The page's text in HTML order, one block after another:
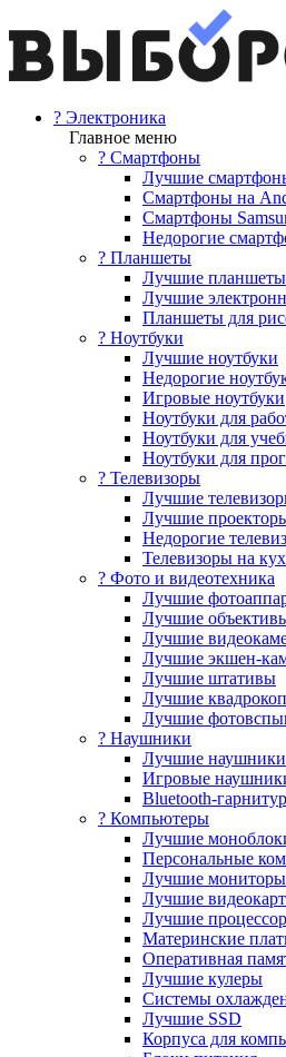
? Электроника
Главное меню
? Смартфоны
Лучшие
Смартфоны на
Смартфоны
Недорогие
? Планшеты
Лучшие планшеты
Лучшие
Планшеты для
? Ноутбуки
Лучшие ноутбуки
Недорогие
Игровые ноутбуки
Ноутбуки для
Ноутбуки для
Ноутбуки для
? Телевизоры
Лучшие
Лучшие
Недорогие
Телевизоры на
? Фото и видеотехника
Лучшие
Лучшие
Лучшие
Лучшие экшен-
Лучшие штативы
Лучшие
Лучшие
? Наушники
Лучшие наушники
Игровые
Bluetooth-
?️ Компьютеры
Лучшие
Персональные
Лучшие мониторы
Лучшие
Лучшие
Материнские
Оперативная
Лучшие кулеры
Системы
Лучшие SSD
Корпуса для